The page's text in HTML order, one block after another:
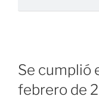
Se cumplió
febrero de